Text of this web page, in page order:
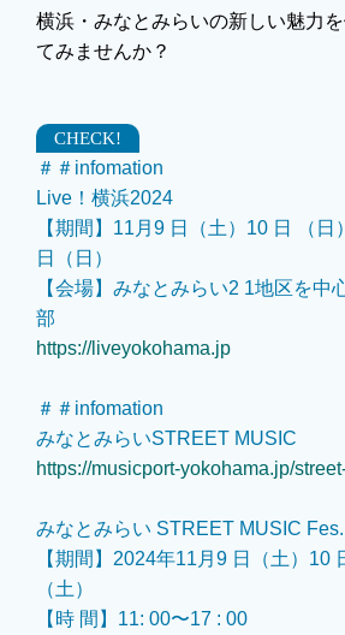
横浜・みなとみらいの新しい魅力
てみませんか？
＃＃infomation
Live！横浜2024
【期間】11月9 日（土）10 日 （
日（日）
【会場】みなとみらい2 1地区を中
部
https://liveyokohama.jp
＃＃infomation
みなとみらいSTREET MUSIC
https://musicport-yokohama.jp/
みなとみらい STREET MUSIC
【期間】2024年11月9 日（土）10
（土）
【時 間】11: 00〜17 : 00